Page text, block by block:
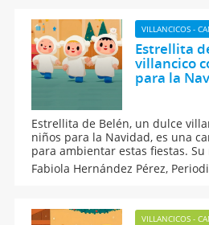
Jesús.
VILLANCICOS -
Estrellita
villancico
para la
Estrellita de Belén, un dulce
niños para la Navidad, es una
para ambientar estas fiestas. Su
perfectas para usar en
momentos de oración junto al
Fabiola Hernández Pérez,
VILLANCICOS -